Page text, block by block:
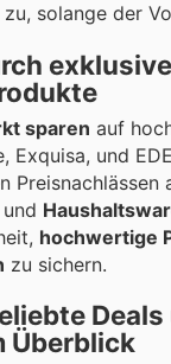
solange der
sparen auf
Exquisa, und
Preisnachlässen
und
hochwertige
zu sichern.
Deals
Überblick